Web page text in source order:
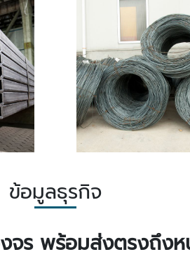
ข้อมูลธุรกิจ
จร พร้อมส่งตรงถึงห